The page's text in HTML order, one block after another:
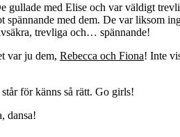
med Elise och var väldigt
med dem. De var liksom
trevliga och… spännande!
var ju dem, Rebecca och Fiona! Inte
för känns så rätt. Go girls!
dansa!